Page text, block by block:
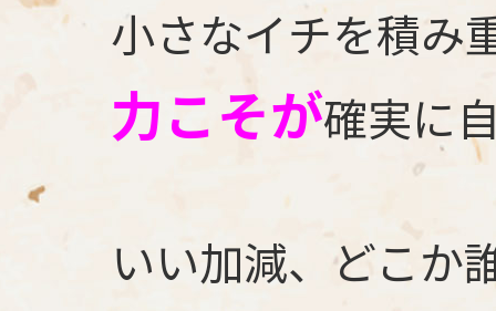
小さなイチを積み
力こそが確実に
いい加減、どこか